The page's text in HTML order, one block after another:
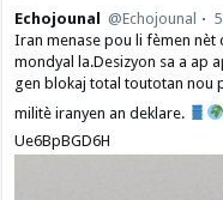
Echojounal @Echojounal
Iran menase pou li fèmen nèt
mondyal la.Desizyon sa a ap
gen blokaj total toutotan nou
militè iranyen an deklare.
Ue6BpBGD6H